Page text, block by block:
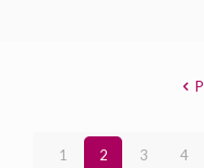
1 2 3 4